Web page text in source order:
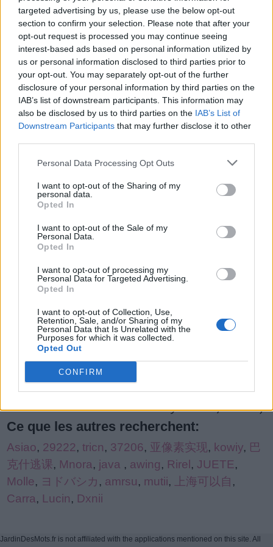
targeted advertising by us, please use the below opt-out
section to confirm your selection. Please note that after your
opt-out request is processed you may continue seeing
interest-based ads based on personal information utilized by
us or personal information disclosed to third parties prior to
your opt-out. You may separately opt-out of the further
disclosure of your personal information by third parties on the
IAB’s list of downstream participants. This information may
also be disclosed by us to third parties on the IAB’s List of
Downstream Participants that may further disclose it to other
Personal Data Processing Opt Outs
I want to opt-out of the Sharing of my
personal data.
Opted In
I want to opt-out of the Sale of my
Personal Data.
Opted In
I want to opt-out of processing my
Personal Data for Targeted Advertising.
Opted In
I want to opt-out of Collection, Use,
Retention, Sale, and/or Sharing of my
Personal Data that Is Unrelated with the
Purposes for which it was collected.
Opted Out
CONFIRM
vous plaît soutenir IsCool Entertainment en tant
que développeur de jeux Jardin des Mots en
partageant et noter le jeu avec votre liste d'amis,
plus joueur signifie plus de revenus pour le
développeur alors s'il vous plaît aidez-le à
grandir. Vous ne pouvez toujours pas trouver un
niveau spécifique? Laissez un commentaire ci-
dessous et nous serons plus qu'heureux de vous
Réponses mises à jour: 2026-05-19
Entrez toutes les lettres de puzzle:
toutes
lettres
Niveau de jeu introuvable.
(402votes,
moyenne:3,30de 5)
Ce que les autres recherchent:
Asiao, 29222, tricn, 37206, 亚像素实现, kowiy, 巴
克什逃课, Mnora, java , awing, Rirel, JUETE,
Molle, ヨドバシカ , amrsu, mutii, 上海可以自 ,
Carra, Lucin, Dxnii
JardinDesMots.fr is not affiliated with the applications mentioned on this site. All